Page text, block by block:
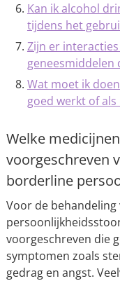
Kan ik alcohol
tijdens het
Zijn er
geneesmiddelen
Wat moet ik
goed werkt of
Welke
voorgeschreven
borderline
Voor de
voorgeschreven die
symptomen zoals
gedrag en angst.